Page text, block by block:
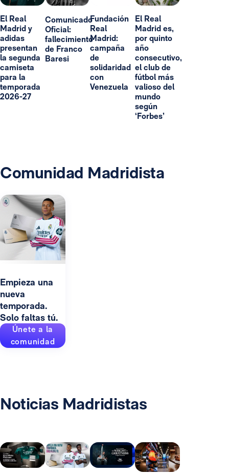
El Real
Madrid y
adidas
presentan
la segunda
camiseta
para la
temporada
2026-27
Comunicado
Oficial:
fallecimiento
de Franco
Baresi
Fundación
Real
Madrid:
campaña
de
solidaridad
con
Venezuela
El Real
Madrid es,
por quinto
año
consecutivo,
el club de
fútbol más
valioso del
mundo
según
‘Forbes’
Comunidad Madridista
Empieza una
nueva
temporada.
Solo faltas tú.
Únete a la
comunidad
Noticias Madridistas